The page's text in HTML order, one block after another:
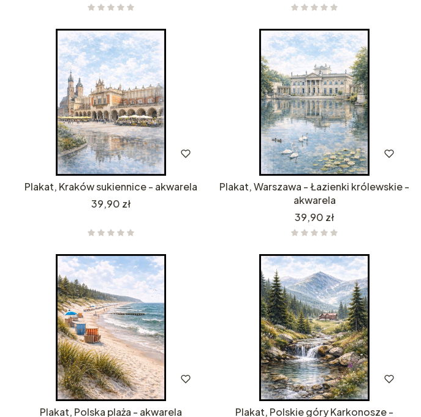
Plakat, Kraków sukiennice - akwarela
Cena
39,90 zł
Plakat, Warszawa - Łazienki królewskie -
akwarela
Cena
39,90 zł
Plakat, Polska plaża - akwarela Plakat, Polskie góry Karkonosze -